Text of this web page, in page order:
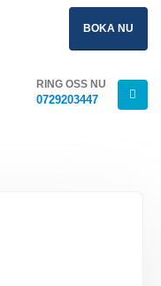
BOKA NU
RING OSS NU
0729203447